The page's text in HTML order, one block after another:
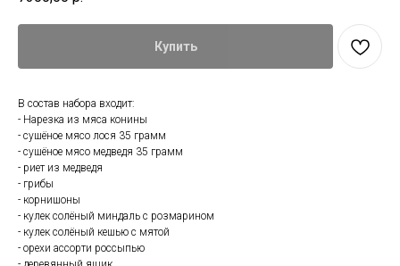
Купить
В состав набора входит:
- Нарезка из мяса конины
- сушёное мясо лося 35 грамм
- сушёное мясо медведя 35 грамм
- риет из медведя
- грибы
- корнишоны
- кулек солёный миндаль с розмарином
- кулек солёный кешью с мятой
- орехи ассорти россыпью